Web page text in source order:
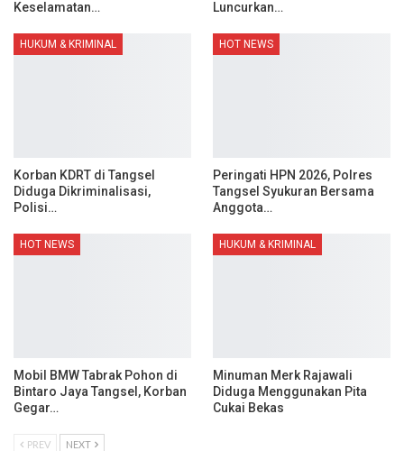
Keselamatan…
Luncurkan…
HUKUM & KRIMINAL
Korban KDRT di Tangsel
Diduga Dikriminalisasi,
Polisi…
HOT NEWS
Peringati HPN 2026, Polres
Tangsel Syukuran Bersama
Anggota…
HOT NEWS
Mobil BMW Tabrak Pohon di
Bintaro Jaya Tangsel, Korban
Gegar…
HUKUM & KRIMINAL
Minuman Merk Rajawali
Diduga Menggunakan Pita
Cukai Bekas
PREV NEXT